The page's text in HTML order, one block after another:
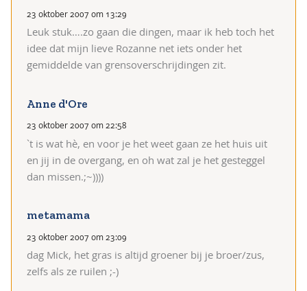
23 oktober 2007 om 13:29
Leuk stuk….zo gaan die dingen, maar ik heb toch het
idee dat mijn lieve Rozanne net iets onder het
gemiddelde van grensoverschrijdingen zit.
Anne d'Ore
23 oktober 2007 om 22:58
`t is wat hè, en voor je het weet gaan ze het huis uit
en jij in de overgang, en oh wat zal je het gesteggel
dan missen.;~))))
metamama
23 oktober 2007 om 23:09
dag Mick, het gras is altijd groener bij je broer/zus,
zelfs als ze ruilen ;-)